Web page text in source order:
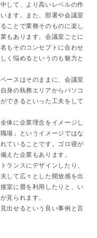
して、より高いレベルの作
ます。また、部署や会議室
ことで業務そのものに楽し
もあります。会議室ごとに
もそのコンセプトに合わせ
く悩めるというのも魅力と
ースはそのままに、会議室
身の執務エリアからパソコ
できるといった工夫をして
体に企業理念をイメージし
場」というイメージではな
ていることです。ゴロ寝が
えた企業もあります。
ランスにデザインしたり、
して広々とした開放感を出
室に畳を利用したりと、い
見られます。
出せるという良い事例と言